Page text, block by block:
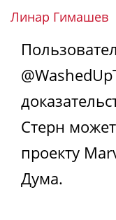
Линар Гимашев
Стерн
проекту
Дума.